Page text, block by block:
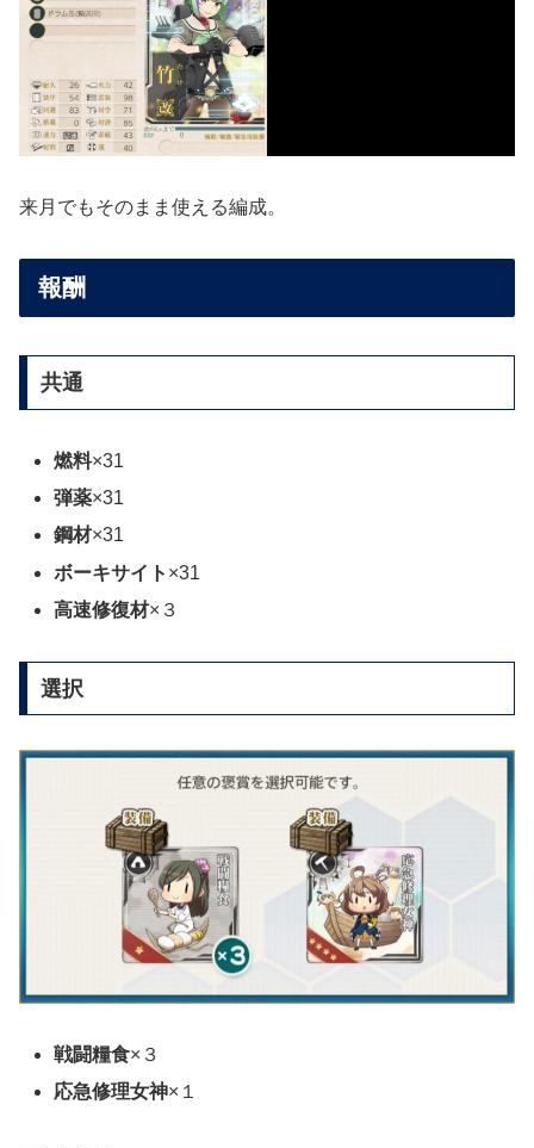
来月でもそのまま使える編成。
報酬
共通
燃料×31
弾薬×31
鋼材×31
ボーキサイト ×31
高速修復材×３
選択
戦闘糧食×３
応急修理女神×１